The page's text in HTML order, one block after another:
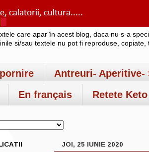
care apar în acest blog, daca nu s-a
si/sau textele nu pot fi reproduse,
Antreuri- Aperitive-
En français Retete
JOI, 25 IUNIE 2020